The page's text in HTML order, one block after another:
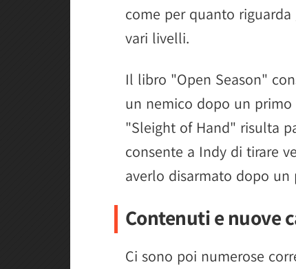
come per quanto
vari livelli.
Il libro "Open Season"
un nemico dopo un
"Sleight of Hand" risulta
consente a Indy di tirare
averlo disarmato dopo
Contenuti e nuove
Ci sono poi numerose